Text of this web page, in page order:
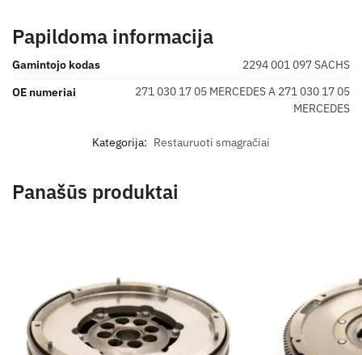
Papildoma informacija
Gamintojo kodas
2294 001 097 SACHS
OE numeriai
271 030 17 05 MERCEDES A 271 030 17 05
MERCEDES
Kategorija: Restauruoti smagračiai
Panašūs produktai